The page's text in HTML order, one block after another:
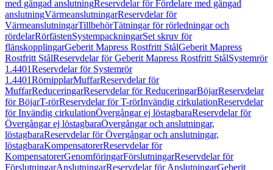
med gängad anslutningReservdelar för Fördelare med gängad
anslutningVärmeanslutningarReservdelar för
VärmeanslutningarTillbehörTätningar för rörledningar och
rördelarRörfästenSystempackningarSet skruv för
flänskopplingarGeberit Mapress Rostfritt StålGeberit Mapress
Rostfritt StålReservdelar för Geberit Mapress Rostfritt StålSystemrör
1.4401Reservdelar för Systemrör
1.4401RörnipplarMuffarReservdelar för
MuffarReduceringarReservdelar för ReduceringarBöjarReservdelar
för BöjarT-rörReservdelar för T-rörInvändig cirkulationReservdelar
för Invändig cirkulationÖvergångar ej löstagbaraReservdelar för
Övergångar ej löstagbaraÖvergångar och anslutningar,
löstagbaraReservdelar för Övergångar och anslutningar,
löstagbaraKompensatorerReservdelar för
KompensatorerGenomföringarFörslutningarReservdelar för
FörslutningarAnslutningarReservdelar för AnslutningarGeberit